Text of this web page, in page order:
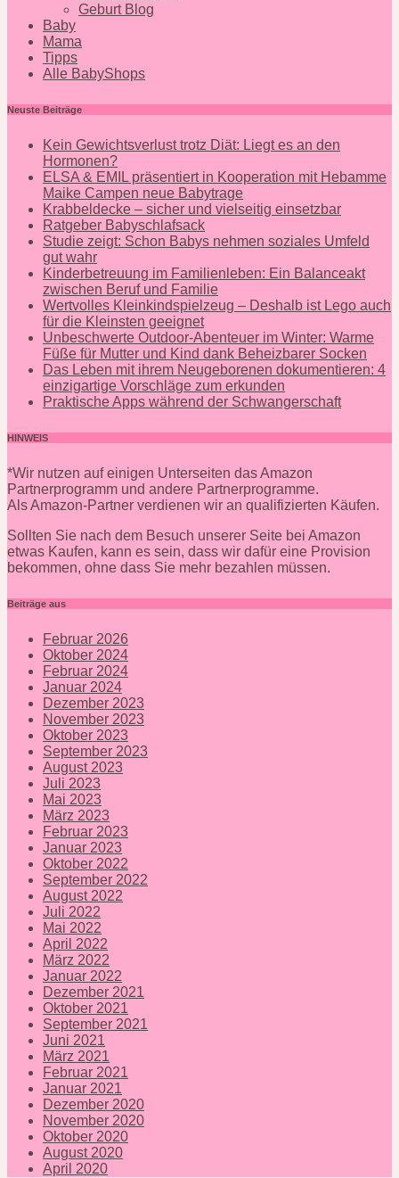
Geburt Blog
Baby
Mama
Tipps
Alle BabyShops
Neuste Beiträge
Kein Gewichtsverlust trotz Diät: Liegt es an den
Hormonen?
ELSA & EMIL präsentiert in Kooperation mit Hebamme
Maike Campen neue Babytrage
Krabbeldecke – sicher und vielseitig einsetzbar
Ratgeber Babyschlafsack
Studie zeigt: Schon Babys nehmen soziales Umfeld
gut wahr
Kinderbetreuung im Familienleben: Ein Balanceakt
zwischen Beruf und Familie
Wertvolles Kleinkindspielzeug – Deshalb ist Lego auch
für die Kleinsten geeignet
Unbeschwerte Outdoor-Abenteuer im Winter: Warme
Füße für Mutter und Kind dank Beheizbarer Socken
Das Leben mit ihrem Neugeborenen dokumentieren: 4
einzigartige Vorschläge zum erkunden
Praktische Apps während der Schwangerschaft
HINWEIS
*Wir nutzen auf einigen Unterseiten das Amazon
Partnerprogramm und andere Partnerprogramme.
Als Amazon-Partner verdienen wir an qualifizierten Käufen.
Sollten Sie nach dem Besuch unserer Seite bei Amazon
etwas Kaufen, kann es sein, dass wir dafür eine Provision
bekommen, ohne dass Sie mehr bezahlen müssen.
Beiträge aus
Februar 2026
Oktober 2024
Februar 2024
Januar 2024
Dezember 2023
November 2023
Oktober 2023
September 2023
August 2023
Juli 2023
Mai 2023
März 2023
Februar 2023
Januar 2023
Oktober 2022
September 2022
August 2022
Juli 2022
Mai 2022
April 2022
März 2022
Januar 2022
Dezember 2021
Oktober 2021
September 2021
Juni 2021
März 2021
Februar 2021
Januar 2021
Dezember 2020
November 2020
Oktober 2020
August 2020
April 2020